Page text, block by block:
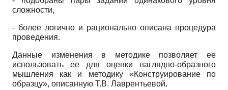
сложности,
- более логично и рационально описана процедура
проведения.
Данные изменения в методике позволяет ее
использовать ее для оценки наглядно-образного
мышления как и методику «Конструирование по
образцу», описанную Т.В. Лаврентьевой.